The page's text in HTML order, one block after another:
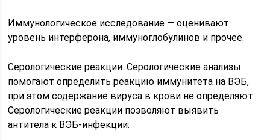
Иммунологическое исследование — оценивают
уровень интерферона, иммуноглобулинов и прочее.
Серологические реакции. Серологические анализы
помогают определить реакцию иммунитета на ВЭБ,
при этом содержание вируса в крови не определяют.
Серологические реакции позволяют выявить
антитела к ВЭБ-инфекции: